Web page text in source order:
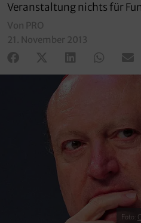
Veranstaltung nichts für
Von PRO
21. November 2013
Foto: